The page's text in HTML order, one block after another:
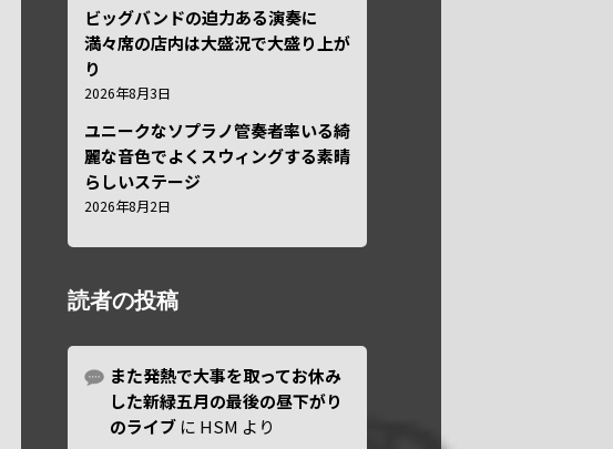
ビッグバンドの迫力ある演奏に
満々席の店内は大盛況で大盛り上が
り
2026年8月3日
ユニークなソプラノ管奏者率いる綺
麗な音色でよくスウィングする素晴
らしいステージ
2026年8月2日
読者の投稿
また発熱で大事を取ってお休み
した新緑五月の最後の昼下がり
のライブ に HSM より